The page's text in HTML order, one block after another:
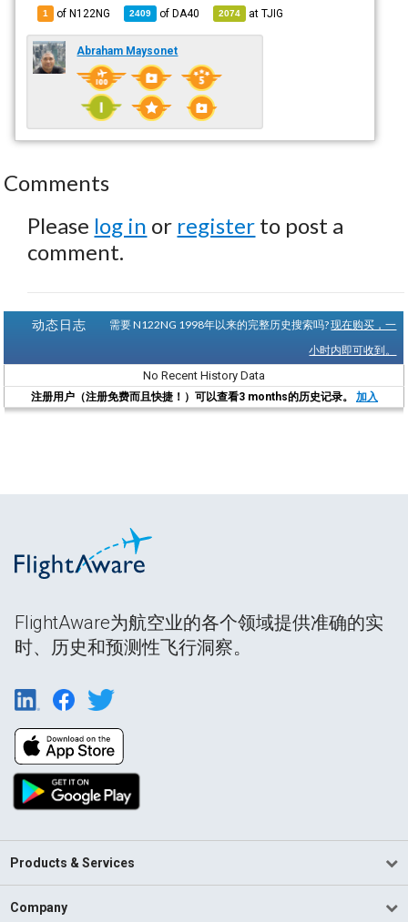
1 of N122NG 2409 ofDA40 2074 atTJIG
Abraham Maysonet
Comments
Please log in or register to post a
comment.
动态日志 需要 N122NG 1998年以来的完整历史搜索吗?现在购买，一
小时内即可收到。
No Recent History Data
注册用户（注册免费而且快捷！）可以查看3 months的历史记录。 加入
FlightAware为航空业的各个领域提供准确的实
时、历史和预测性飞行洞察。
Products & Services
Company